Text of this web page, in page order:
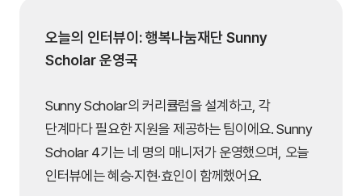
오늘의 인터뷰이: 행복나눔재단 Sunny
Scholar 운영국
Sunny Scholar의 커리큘럼을 설계하고, 각
단계마다 필요한 지원을 제공하는 팀이에요. Sunny
Scholar 4기는 네 명의 매니저가 운영했으며, 오늘
인터뷰에는 혜승·지현·효인이 함께했어요.